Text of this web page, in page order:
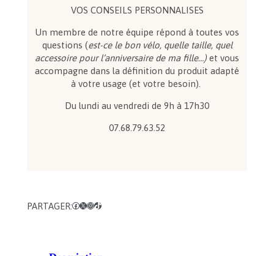
a
VOS CONSEILS PERSONNALISES
Un membre de notre équipe répond à toutes vos
questions (est-ce le bon vélo, quelle taille, quel
accessoire pour l’anniversaire de ma fille…) et vous
accompagne dans la définition du produit adapté
à votre usage (et votre besoin).
Du lundi au vendredi de 9h à 17h30
07.68.79.63.52
PARTAGER:Facebook X InstagramTikTok